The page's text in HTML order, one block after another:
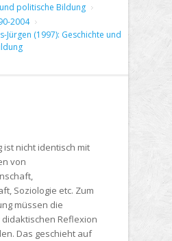
politische Bildung
2004
Jürgen (1997): Geschichte und
ist nicht identisch mit
von
Soziologie etc. Zum
müssen die
Reflexion
Das geschieht auf